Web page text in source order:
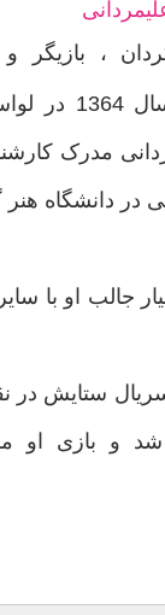
، بازیگر
کشورمان
مدرک
در دانشگاه
جالب او با سایر
سریال ستایش
شد و بازی او